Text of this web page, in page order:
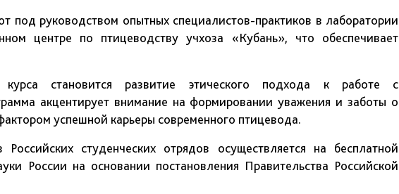
под руководством опытных специалистов-практиков в лаборатории
центре по птицеводству учхоза «Кубань», что обеспечивает
курса становится развитие этического подхода к работе с
акцентирует внимание на формировании уважения и заботы о
успешной карьеры современного птицевода.
студенческих отрядов осуществляется на бесплатной
России на основании постановления Правительства Российской